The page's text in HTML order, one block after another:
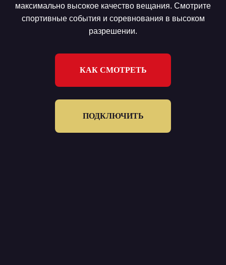
максимально высокое качество вещания. Смотрите
спортивные события и соревнования в высоком
разрешении.
КАК СМОТРЕТЬ
ПОДКЛЮЧИТЬ